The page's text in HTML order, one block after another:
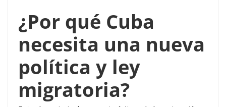
¿Por qué Cuba
necesita una nueva
política y ley
migratoria?